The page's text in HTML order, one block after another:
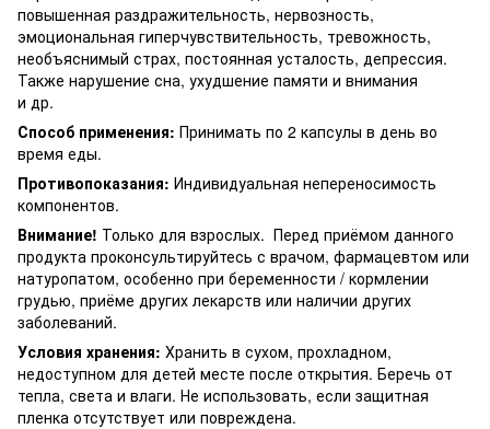
повышенная раздражительность, нервозность,
эмоциональная гиперчувствительность, тревожность,
необъяснимый страх, постоянная усталость, депрессия.
Также нарушение сна, ухудшение памяти и внимания
и др.
Способ применения: Принимать по 2 капсулы в день во
время еды.
Противопоказания: Индивидуальная непереносимость
компонентов.
Внимание! Только для взрослых. Перед приёмом данного
продукта проконсультируйтесь с врачом, фармацевтом или
натуропатом, особенно при беременности / кормлении
грудью, приёме других лекарств или наличии других
заболеваний.
Условия хранения: Хранить в сухом, прохладном,
недоступном для детей месте после открытия. Беречь от
тепла, света и влаги. Не использовать, если защитная
пленка отсутствует или повреждена.